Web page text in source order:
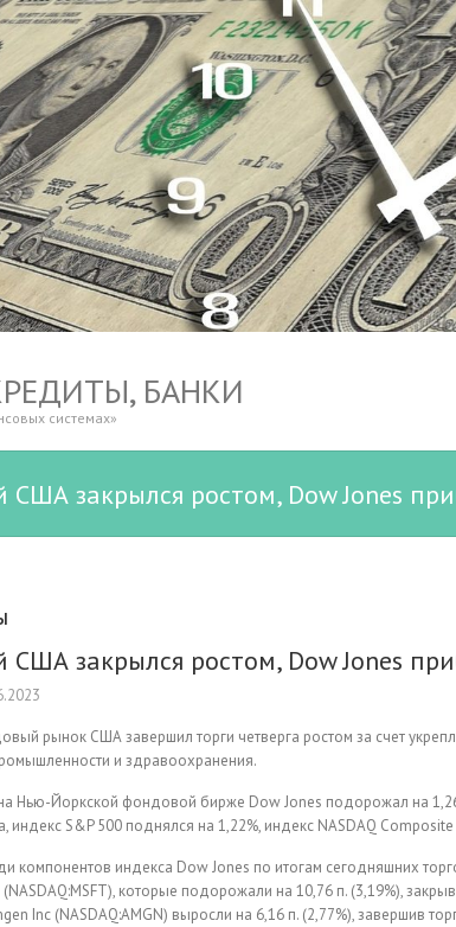
БАНКИ
системах»
США закрылся ростом, Dow Jones
США закрылся ростом, Dow Jones
рынок США завершил торги четверга ростом за счет
и здравоохранения.
Нью-Йоркской фондовой бирже Dow Jones подорожал на
индекс S&P 500 поднялся на 1,22%, индекс NASDAQ
компонентов индекса Dow Jones по итогам сегодняшних
которые подорожали на 10,76 п. (3,19%),
Inc (NASDAQ:AMGN) выросли на 6,16 п. (2,77%), завершив